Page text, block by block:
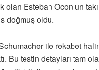
Esteban Ocon’un
doğmuş oldu.
ile rekabet
Bu testin detayları tam